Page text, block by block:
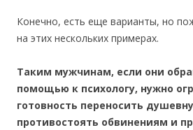
Конечно, есть еще варианты, но
на этих нескольких примерах.
Таким мужчинам, если они
помощью к психологу, нужно
готовность переносить
противостоять обвинениям и